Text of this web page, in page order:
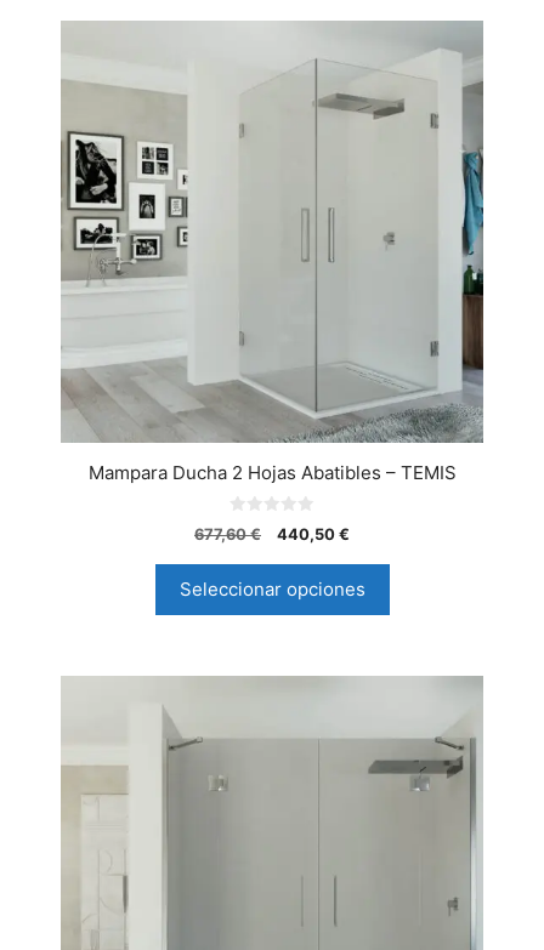
Mampara Ducha 2 Hojas Abatibles – TEMIS
0
d
5
677,60€ 440,50 €
Seleccionar opciones